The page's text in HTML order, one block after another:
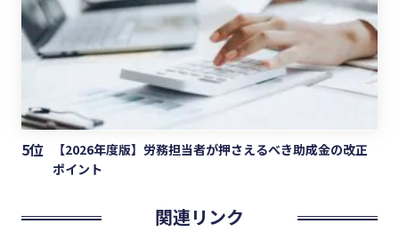
5位
【2026年度版】労務担当者が押さえるべき助成金の改正
ポイント
関連リンク